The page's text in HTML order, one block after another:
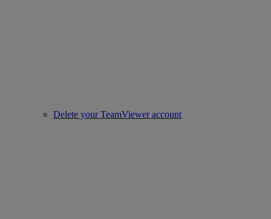
Delete your TeamViewer account